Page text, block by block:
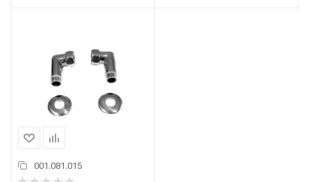
001.081.015